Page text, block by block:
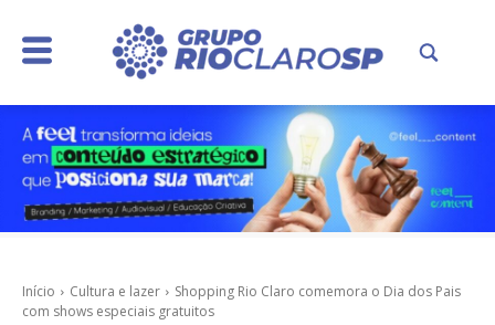
Início Cultura e lazer
Shopping Rio Claro comemora o Dia dos Pais
com shows especiais gratuitos